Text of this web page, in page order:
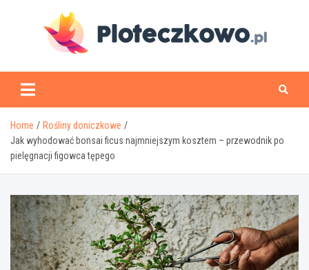
www.ploteczkowo.pl
Home
Rośliny doniczkowe
Jak wyhodować bonsai ficus najmniejszym kosztem – przewodnik po
pielęgnacji figowca tępego